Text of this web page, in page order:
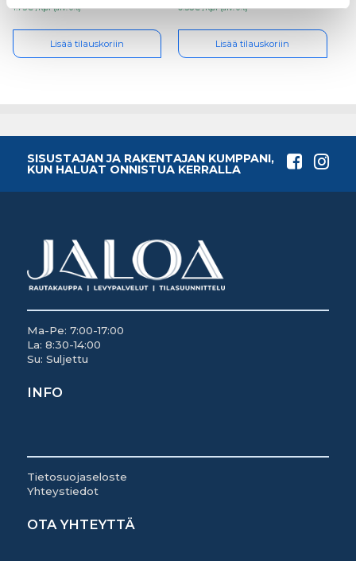
1.75€ /kpl(alv. 0%)
Lisää tilauskoriin
0.56€ /kpl(alv. 0%)
Lisää tilauskoriin
SISUSTAJAN JA RAKENTAJAN KUMPPANI,
KUN HALUAT ONNISTUA KERRALLA
Ma-Pe: 7:00-17:00
La: 8:30-14:00
Su: Suljettu
INFO
Tietosuojaseloste
Yhteystiedot
OTA YHTEYTTÄ